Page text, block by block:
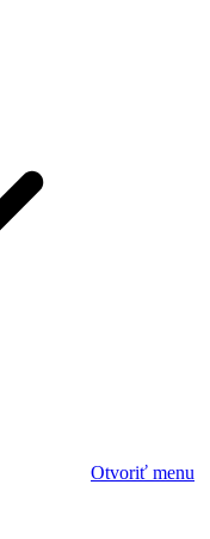
Otvoriť menu